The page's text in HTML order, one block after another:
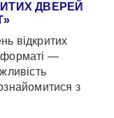
ДВЕРЕЙ
відкритих
форматі —
з